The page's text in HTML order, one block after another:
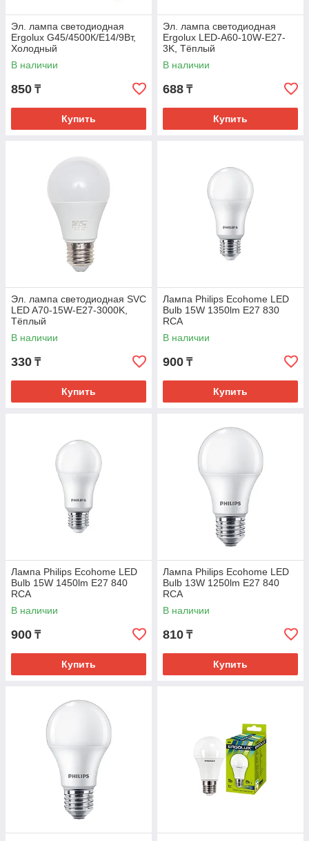
Эл. лампа светодиодная
Ergolux G45/4500К/E14/9Вт,
Холодный
В наличии
850 ₸
Купить
Эл. лампа светодиодная
Ergolux LED-A60-10W-E27-
3K, Тёплый
В наличии
688 ₸
Купить
Эл. лампа светодиодная SVC
LED A70-15W-E27-3000K,
Тёплый
В наличии
330 ₸
Купить
Лампа Philips Ecohome LED
Bulb 15W 1350lm E27 830
RCA
В наличии
900 ₸
Купить
Лампа Philips Ecohome LED
Bulb 15W 1450lm E27 840
RCA
В наличии
900 ₸
Купить
Лампа Philips Ecohome LED
Bulb 13W 1250lm E27 840
RCA
В наличии
810 ₸
Купить